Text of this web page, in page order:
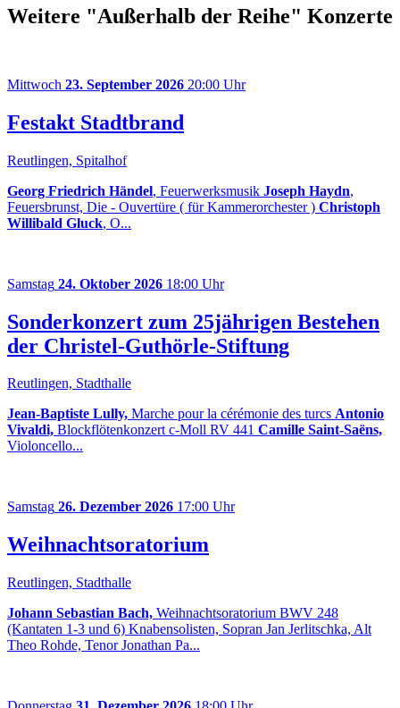
Weitere "Außerhalb der Reihe" Konzerte
Mittwoch 23. September 2026 20:00 Uhr
Festakt Stadtbrand
Reutlingen, Spitalhof
Georg Friedrich Händel, Feuerwerksmusik Joseph Haydn,
Feuersbrunst, Die - Ouvertüre ( für Kammerorchester ) Christoph
Willibald Gluck, O...
Samstag 24. Oktober 2026 18:00 Uhr
Sonderkonzert zum 25jährigen Bestehen
der Christel-Guthörle-Stiftung
Reutlingen, Stadthalle
Jean-Baptiste Lully, Marche pour la cérémonie des turcs Antonio
Vivaldi, Blockflötenkonzert c-Moll RV 441 Camille Saint-Saëns,
Violoncello...
Samstag 26. Dezember 2026 17:00 Uhr
Weihnachtsoratorium
Reutlingen, Stadthalle
Johann Sebastian Bach, Weihnachtsoratorium BWV 248
(Kantaten 1-3 und 6) Knabensolisten, Sopran Jan Jerlitschka, Alt
Theo Rohde, Tenor Jonathan Pa...